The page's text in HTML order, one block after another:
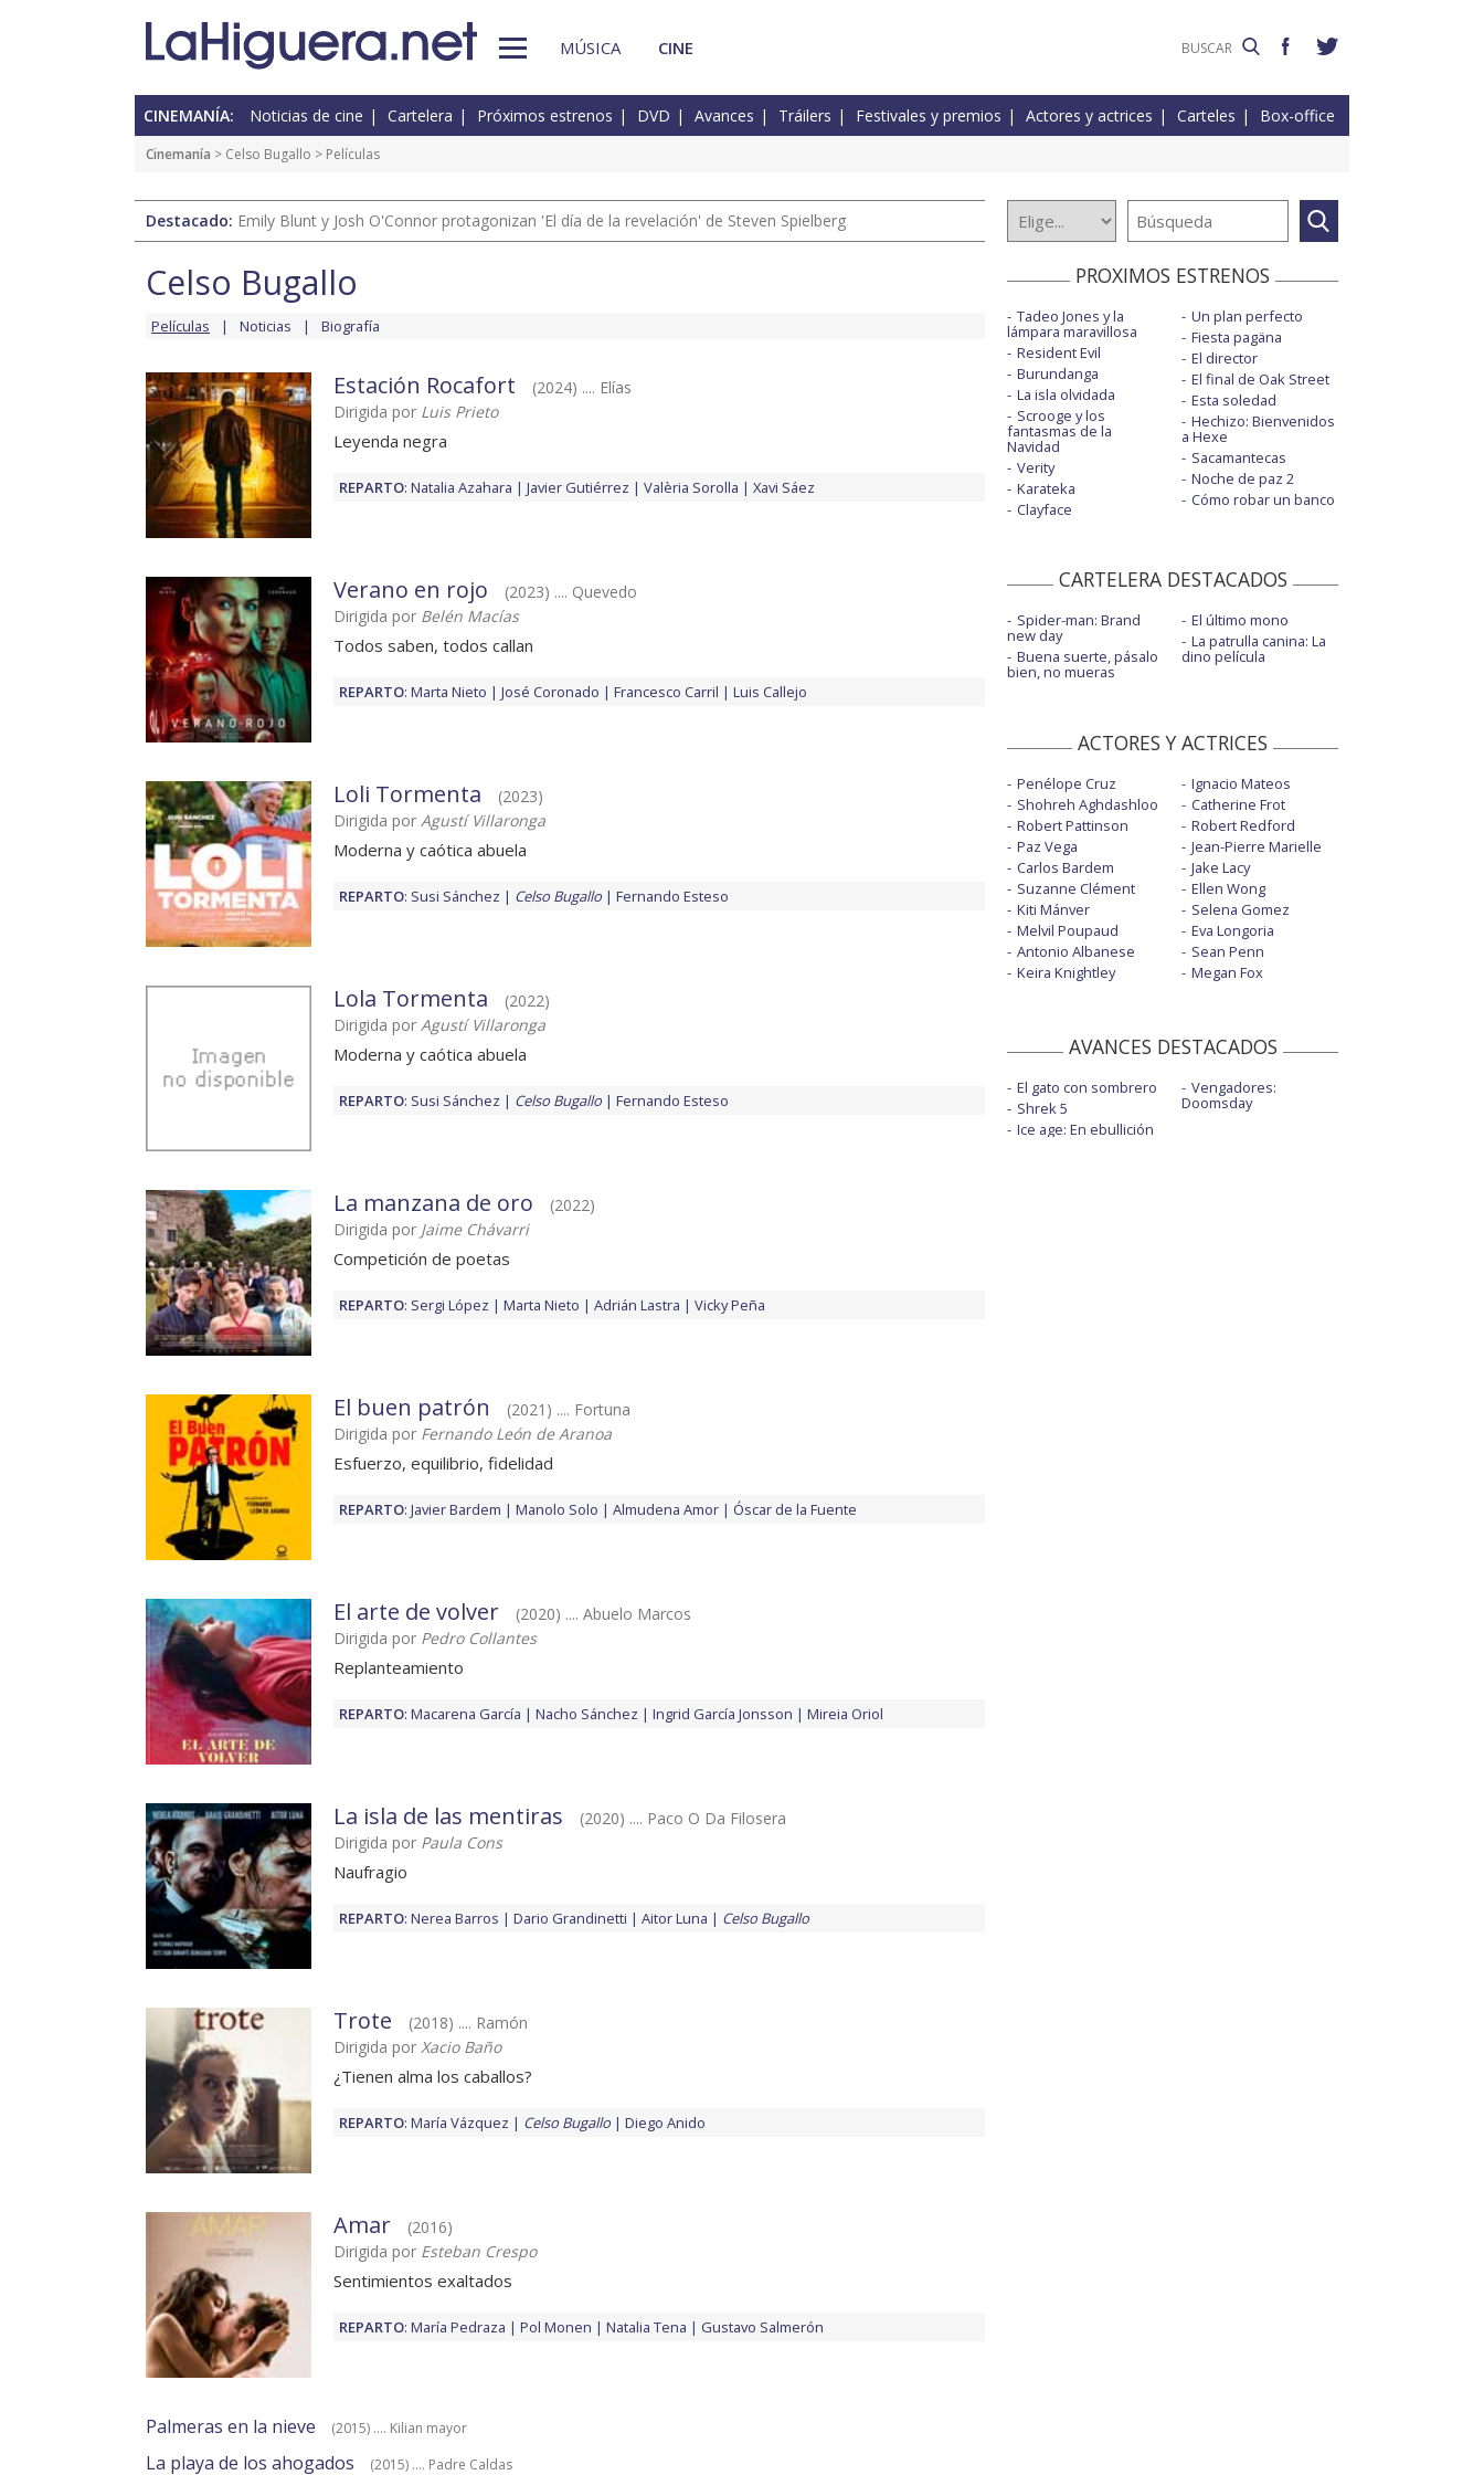
MÚSICA CINE
CINEMANÍA: Noticias de cine Cartelera Próximos estrenos DVD Avances Tráilers Festivales y premios Actores y actrices Carteles Box-office
Cinemanía > Celso Bugallo > Películas
Destacado: Emily Blunt y Josh O'Connor protagonizan 'El día de la revelación' de Steven Spielberg
Celso Bugallo
Películas Noticias Biografía
Estación Rocafort
(2024) .... Elías
Dirigida por Luis Prieto
Leyenda negra
REPARTO: Natalia Azahara Javier Gutiérrez Valèria Sorolla Xavi Sáez
Verano en rojo
(2023) .... Quevedo
Dirigida por Belén Macías
Todos saben, todos callan
REPARTO: Marta Nieto José Coronado Francesco Carril Luis Callejo
Loli Tormenta
(2023)
Dirigida por Agustí Villaronga
Moderna y caótica abuela
REPARTO: Susi Sánchez Celso Bugallo Fernando Esteso
Lola Tormenta
(2022)
Dirigida por Agustí Villaronga
Moderna y caótica abuela
REPARTO: Susi Sánchez Celso Bugallo Fernando Esteso
La manzana de oro
(2022)
Dirigida por Jaime Chávarri
Competición de poetas
REPARTO: Sergi López Marta Nieto Adrián Lastra Vicky Peña
El buen patrón
(2021) .... Fortuna
Dirigida por Fernando León de Aranoa
Esfuerzo, equilibrio, fidelidad
REPARTO: Javier Bardem Manolo Solo Almudena Amor Óscar de la Fuente
El arte de volver
(2020) .... Abuelo Marcos
Dirigida por Pedro Collantes
Replanteamiento
REPARTO: Macarena García Nacho Sánchez Ingrid García Jonsson Mireia Oriol
La isla de las mentiras
(2020) .... Paco O Da Filosera
Dirigida por Paula Cons
Naufragio
REPARTO: Nerea Barros Dario Grandinetti Aitor Luna Celso Bugallo
Trote
(2018) .... Ramón
Dirigida por Xacio Baño
¿Tienen alma los caballos?
REPARTO: María Vázquez Celso Bugallo Diego Anido
Amar
(2016)
Dirigida por Esteban Crespo
Sentimientos exaltados
REPARTO: María Pedraza Pol Monen Natalia Tena Gustavo Salmerón
Palmeras en la nieve (2015) .... Kilian mayor
La playa de los ahogados (2015) .... Padre Caldas
PROXIMOS ESTRENOS
Tadeo Jones y la
lámpara maravillosa
Resident Evil
Burundanga
La isla olvidada
Scrooge y los
fantasmas de la
Navidad
Verity
Karateka
Clayface
Un plan perfecto
Fiesta pagäna
El director
El final de Oak Street
Esta soledad
Hechizo: Bienvenidos
a Hexe
Sacamantecas
Noche de paz 2
Cómo robar un banco
CARTELERA DESTACADOS
Spider-man: Brand
new day
Buena suerte, pásalo
bien, no mueras
El último mono
La patrulla canina: La
dino película
ACTORES Y ACTRICES
Penélope Cruz
Shohreh Aghdashloo
Robert Pattinson
Paz Vega
Carlos Bardem
Suzanne Clément
Kiti Mánver
Melvil Poupaud
Antonio Albanese
Keira Knightley
Ignacio Mateos
Catherine Frot
Robert Redford
Jean-Pierre Marielle
Jake Lacy
Ellen Wong
Selena Gomez
Eva Longoria
Sean Penn
Megan Fox
AVANCES DESTACADOS
El gato con sombrero
Shrek 5
Ice age: En ebullición
Vengadores:
Doomsday